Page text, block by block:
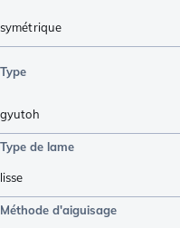
symétrique
Type
gyutoh
Type de lame
lisse
Méthode d'aiguisage